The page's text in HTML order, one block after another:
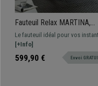
Fauteuil Relax MARTINA,
Design Moderne et Élégant,
en Cuir, Blanc
Le fauteuil idéal pour vos
de relaxation. Il combine style et
confort. Revêtement en cuir
synthétique de qualité
[+Info]
599,90 € Envoi